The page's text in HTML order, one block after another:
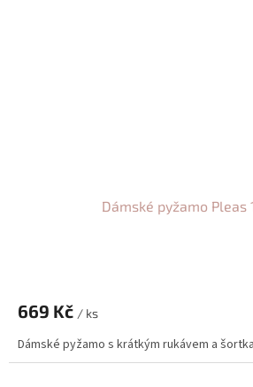
Dámské pyžamo Pleas
669 Kč / ks
Dámské pyžamo s krátkým rukávem a